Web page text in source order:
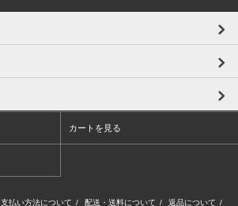
カートを見る
支払い方法について / 配送・送料について / 返品について /